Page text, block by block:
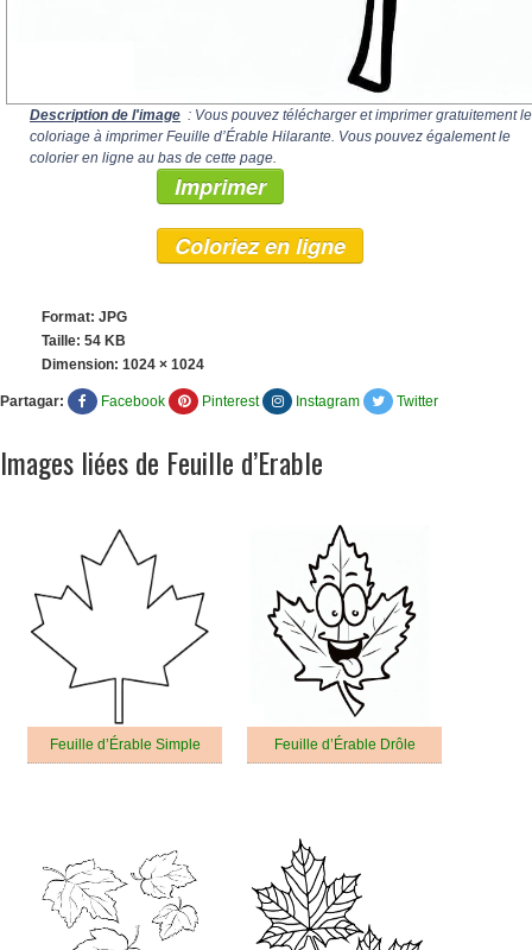
Description de l'image : Vous pouvez télécharger et imprimer gratuitement le
coloriage à imprimer Feuille d’Érable Hilarante. Vous pouvez également le
colorier en ligne au bas de cette page.
Imprimer
Coloriez en ligne
Format: JPG
Taille: 54 KB
Dimension: 1024 × 1024
Partagar: Facebook Pinterest Instagram Twitter
Images liées de Feuille d’Erable
Feuille d’Érable Simple Feuille d’Érable Drôle